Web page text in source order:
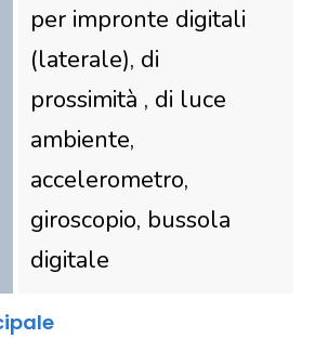
per impronte digitali
(laterale), di
prossimità , di luce
ambiente,
accelerometro,
giroscopio, bussola
digitale